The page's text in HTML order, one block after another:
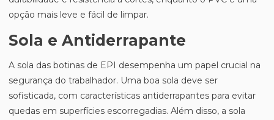
opção mais leve e fácil de limpar.
Sola e Antiderrapante
A sola das botinas de EPI desempenha um papel crucial na
segurança do trabalhador. Uma boa sola deve ser
sofisticada, com características antiderrapantes para evitar
quedas em superfícies escorregadias. Além disso, a sola